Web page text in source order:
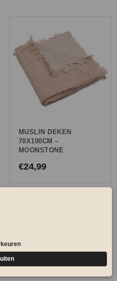
MUSLIN DEKEN
70X100CM –
MOONSTONE
€24,99